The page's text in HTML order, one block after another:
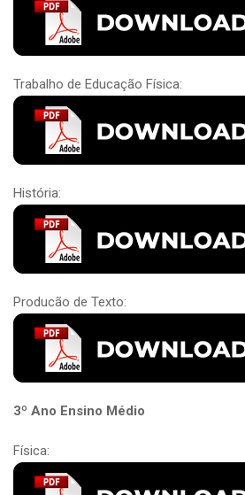
Trabalho de Educação Física:
História:
Producão de Texto:
3º Ano Ensino Médio
Física: